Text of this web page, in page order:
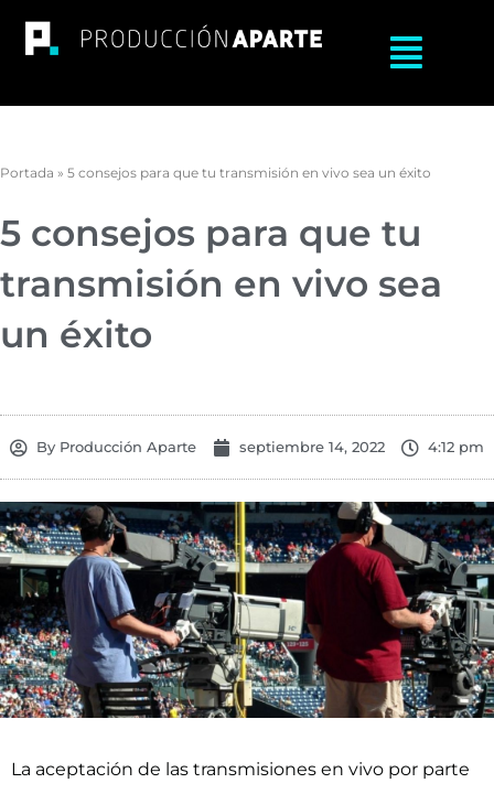
contenido
Main
Menu
Portada » 5 consejos para que tu transmisión en vivo sea un éxito
5 consejos para que tu
transmisión en vivo sea
un éxito
By Producción Aparte septiembre 14, 2022 4:12 pm
La aceptación de las transmisiones en vivo por parte